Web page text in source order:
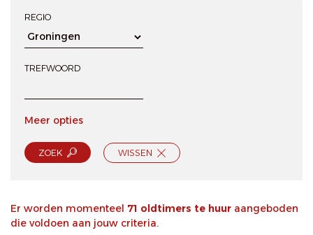
REGIO
TREFWOORD
Meer opties
ZOEK WISSEN
Er worden momenteel 71 oldtimers te huur aangeboden
die voldoen aan jouw criteria.